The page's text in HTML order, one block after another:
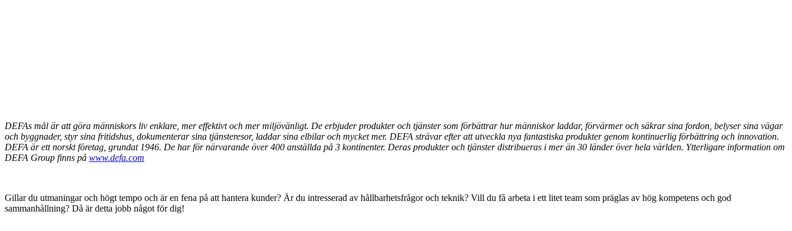
DEFAs mål är att göra människors liv enklare, mer effektivt och mer miljövänligt. De erbjuder produkter och tjänster som förbättrar hur människor laddar, förvärmer och säkrar sina fordon, belyser sina vägar
och byggnader, styr sina fritidshus, dokumenterar sina tjänsteresor, laddar sina elbilar och mycket mer. DEFA strävar efter att utveckla nya fantastiska produkter genom kontinuerlig förbättring och innovation.
DEFA är ett norskt företag, grundat 1946. De har för närvarande över 400 anställda på 3 kontinenter. Deras produkter och tjänster distribueras i mer än 30 länder över hela världen. Ytterligare information om
DEFA Group finns på www.defa.com
Gillar du utmaningar och högt tempo och är en fena på att hantera kunder? Är du intresserad av hållbarhetsfrågor och teknik? Vill du få arbeta i ett litet team som präglas av hög kompetens och god
sammanhållning? Då är detta jobb något för dig!